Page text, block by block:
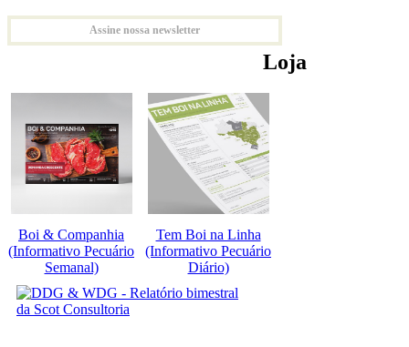
Assine nossa newsletter
Loja
Boi & Companhia
(Informativo Pecuário
Semanal)
Tem Boi na Linha
(Informativo Pecuário
Diário)